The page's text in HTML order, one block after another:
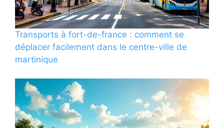
Transports à fort-de-france : comment se
déplacer facilement dans le centre-ville de
martinique